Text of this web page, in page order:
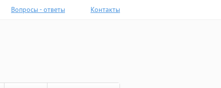
Вопросы - ответы Контакты